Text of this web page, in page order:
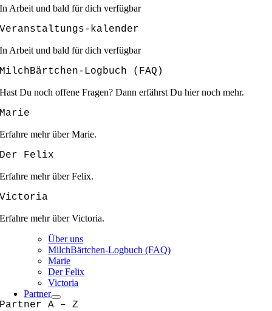
In Arbeit und bald für dich verfügbar
Veranstaltungs-kalender
In Arbeit und bald für dich verfügbar
MilchBärtchen-Logbuch (FAQ)
Hast Du noch offene Fragen? Dann erfährst Du hier noch mehr.
Marie
Erfahre mehr über Marie.
Der Felix
Erfahre mehr über Felix.
Victoria
Erfahre mehr über Victoria.
Über uns
MilchBärtchen-Logbuch (FAQ)
Marie
Der Felix
Victoria
Partner
Partner A – Z